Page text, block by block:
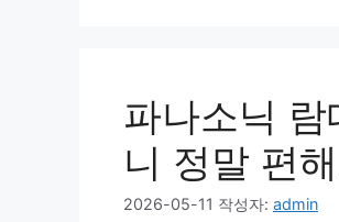
파나소닉
니 정말 편
2026-05-11 작성자: admin